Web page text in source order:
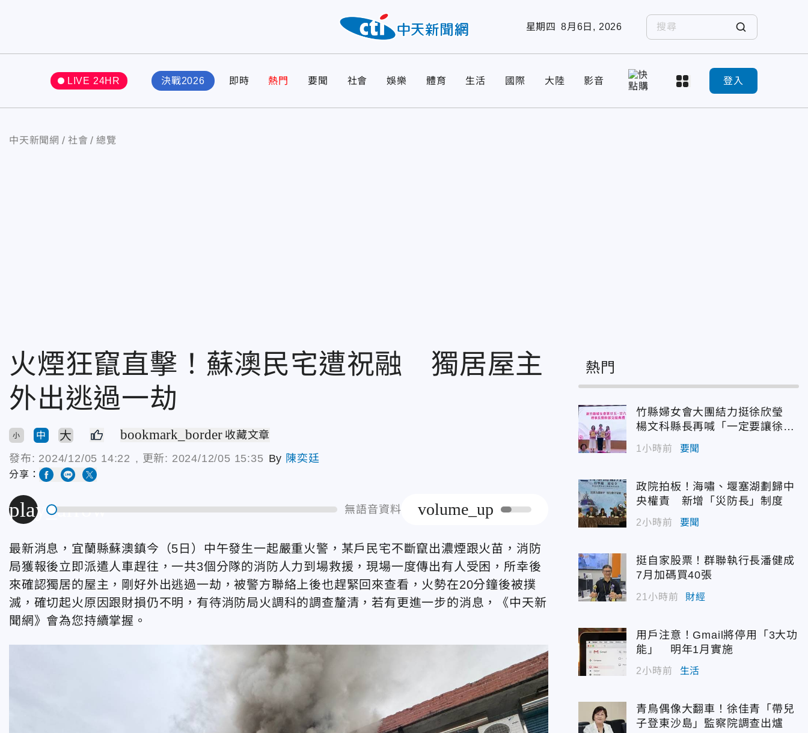
星期四 8月6日, 2026
LIVE 24HR 決戰2026 即時 熱門 要聞 社會 娛樂 體育 生活 國際 大陸 影音 登入
中天新聞網 社會 總覽
火煙狂竄直擊！蘇澳民宅遭祝融 獨居屋主
外出逃過一劫
小 中 大 bookmark_border 收藏文章
發布: 2024/12/05 14:22 , 更新: 2024/12/05 15:35 By 陳奕廷
分享：
play_arrow 無語音資料 volume_up
最新消息，宜蘭縣蘇澳鎮今（5日）中午發生一起嚴重火警，某戶民宅不斷竄出濃煙跟火苗，消防
局獲報後立即派遣人車趕往，一共3個分隊的消防人力到場救援，現場一度傳出有人受困，所幸後
來確認獨居的屋主，剛好外出逃過一劫，被警方聯絡上後也趕緊回來查看，火勢在20分鐘後被撲
滅，確切起火原因跟財損仍不明，有待消防局火調科的調查釐清，若有更進一步的消息，《中天新
聞網》會為您持續掌握。
熱門
竹縣婦女會大團結力挺徐欣瑩
楊文科縣長再喊「一定要讓徐欣
瑩當選」
1小時前 要聞
政院拍板！海嘯、堰塞湖劃歸中
央權責 新增「災防長」制度
2小時前 要聞
挺自家股票！群聯執行長潘健成
7月加碼買40張
21小時前 財經
用戶注意！Gmail將停用「3大功
能」 明年1月實施
2小時前 生活
青鳥偶像大翻車！徐佳青「帶兒
子登東沙島」監察院調查出爐